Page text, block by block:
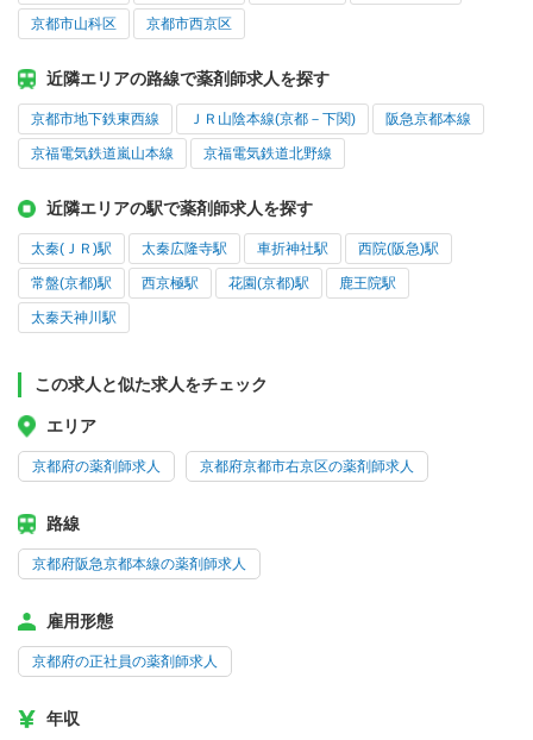
京都市山科区 京都市西京区
近隣エリアの路線で薬剤師求人を探す
京都市地下鉄東西線 ＪＲ山陰本線(京都－下関) 阪急京都本線
京福電気鉄道嵐山本線 京福電気鉄道北野線
近隣エリアの駅で薬剤師求人を探す
太秦(ＪＲ)駅 太秦広隆寺駅 車折神社駅 西院(阪急)駅
常盤(京都)駅 西京極駅 花園(京都)駅 鹿王院駅
太秦天神川駅
この求人と似た求人をチェック
エリア
京都府の薬剤師求人 京都府京都市右京区の薬剤師求人
路線
京都府阪急京都本線の薬剤師求人
雇用形態
京都府の正社員の薬剤師求人
年収